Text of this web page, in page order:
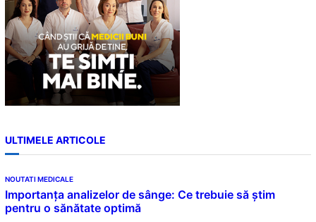
ULTIMELE ARTICOLE
NOUTATI MEDICALE
Importanța analizelor de sânge: Ce trebuie să știm
pentru o sănătate optimă